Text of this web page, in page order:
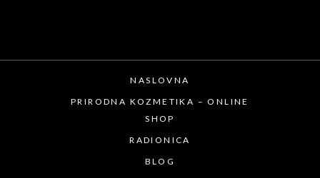
NASLOVNA
PRIRODNA KOZMETIKA – ONLINE
SHOP
RADIONICA
BLOG